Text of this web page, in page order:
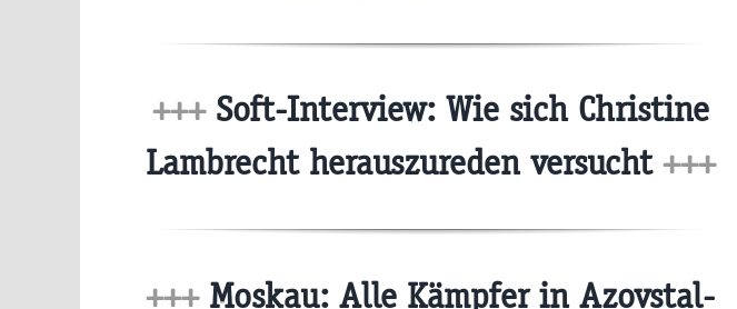
+++Soft-Interview: Wie sich Christine
Lambrecht herauszureden versucht +++
+++Moskau: Alle Kämpfer in Azovstal-